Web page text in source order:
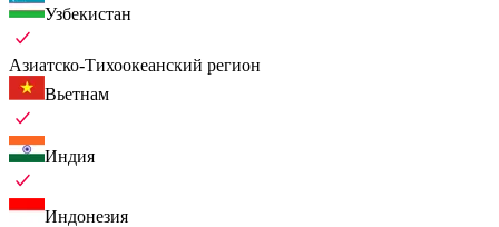
Узбекистан
Азиатско-Тихоокеанский регион
Вьетнам
Индия
Индонезия